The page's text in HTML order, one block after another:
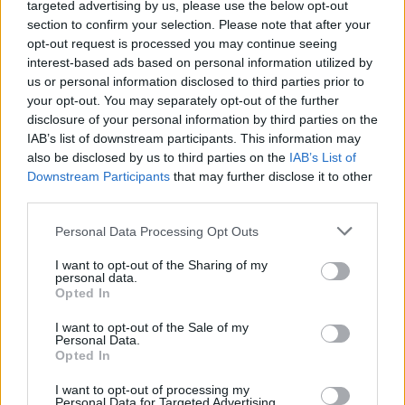
targeted advertising by us, please use the below opt-out
section to confirm your selection. Please note that after your
opt-out request is processed you may continue seeing
interest-based ads based on personal information utilized by
us or personal information disclosed to third parties prior to
your opt-out. You may separately opt-out of the further
disclosure of your personal information by third parties on the
IAB’s list of downstream participants. This information may
also be disclosed by us to third parties on the IAB’s List of
Downstream Participants that may further disclose it to other
Personal Data Processing Opt Outs
I want to opt-out of the Sharing of my
personal data.
Opted In
I want to opt-out of the Sale of my
Personal Data.
Opted In
I want to opt-out of processing my
1 Juni 2026
Frau_Grün
Forum Moderator
Team Farmerama DE
Zitat von FarmerRalf68:↑
Guten Morgen,
nachbarschaftlichen Geschenke. Aber so wie ich das hier sehe
Hallo FarmerRalf68,
1 Juni 2026
rubin1406